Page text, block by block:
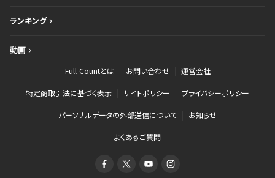
ランキング
動画
Full-Countとは お問い合わせ 運営会社
特定商取引法に基づく表示 サイトポリシー プライバシーポリシー
パーソナルデータの外部送信について お知らせ
よくあるご質問